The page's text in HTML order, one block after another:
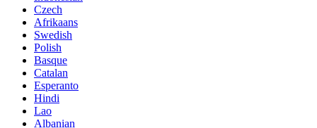
Czech
Afrikaans
Swedish
Polish
Basque
Catalan
Esperanto
Hindi
Lao
Albanian